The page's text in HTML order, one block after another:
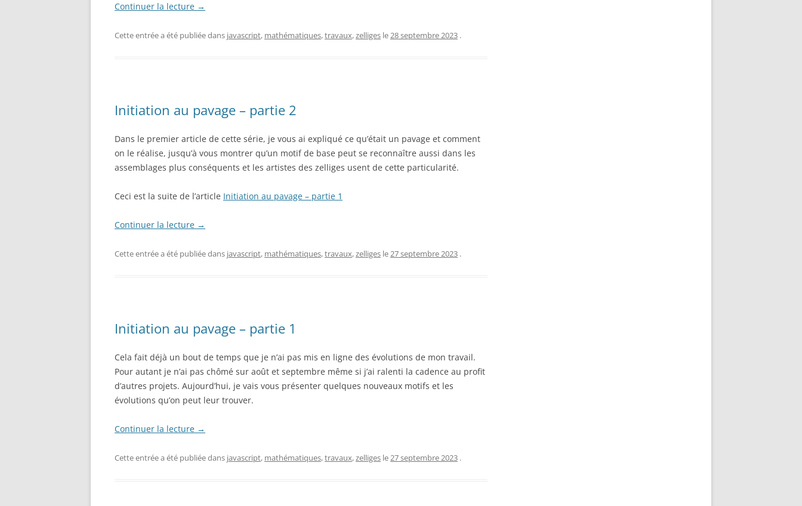
Continuer la lecture →
Cette entrée a été publiée dans javascript, mathématiques,travaux,zelliges le28 septembre 2023 .
Initiation au pavage – partie 2
Dans le premier article de cette série, je vous ai expliqué ce qu’était un pavage et comment
on le réalise, jusqu’à vous montrer qu’un motif de base peut se reconnaître aussi dans les
assemblages plus conséquents et les artistes des zelliges usent de cette particularité.
Ceci est la suite de l’article Initiation au pavage – partie 1
Continuer la lecture →
Cette entrée a été publiée dans javascript, mathématiques,travaux,zelliges le27 septembre 2023 .
Initiation au pavage – partie 1
Cela fait déjà un bout de temps que je n’ai pas mis en ligne des évolutions de mon travail.
Pour autant je n’ai pas chômé sur août et septembre même si j’ai ralenti la cadence au profit
d’autres projets. Aujourd’hui, je vais vous présenter quelques nouveaux motifs et les
évolutions qu’on peut leur trouver.
Continuer la lecture →
Cette entrée a été publiée dans javascript, mathématiques,travaux,zelliges le27 septembre 2023 .